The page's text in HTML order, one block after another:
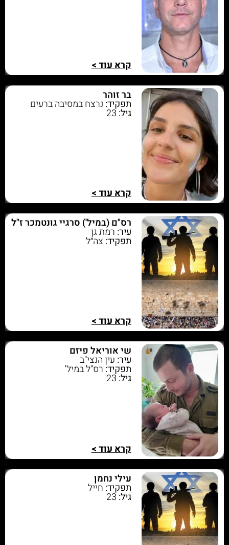
קרא עוד >
בר זוהר
תפקיד: נרצח במסיבה ברעים
גיל:23
קרא עוד >
רס"ם (במיל') סרגיי גונטמכר ז"ל
עיר: רמת גן
תפקיד: צה״ל
קרא עוד >
שי אוריאל פיזם
עיר: עין הנצי"ב
תפקיד: רס"ל במיל'
גיל:23
קרא עוד >
עילי נחמן
תפקיד: חייל
גיל:23